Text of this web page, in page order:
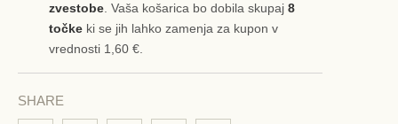
zvestobe . Vaša košarica bo dobila skupaj 8
točke ki se jih lahko zamenja za kupon v
vrednosti 1,60 €
SHARE